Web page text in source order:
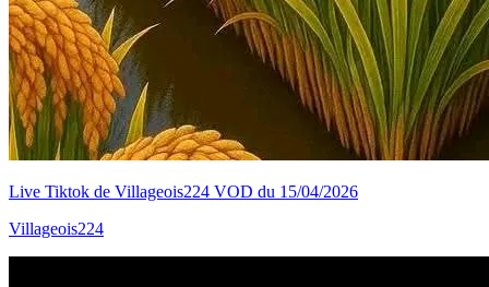
Live Tiktok de Villageois224 VOD du 15/04/2026
Villageois224